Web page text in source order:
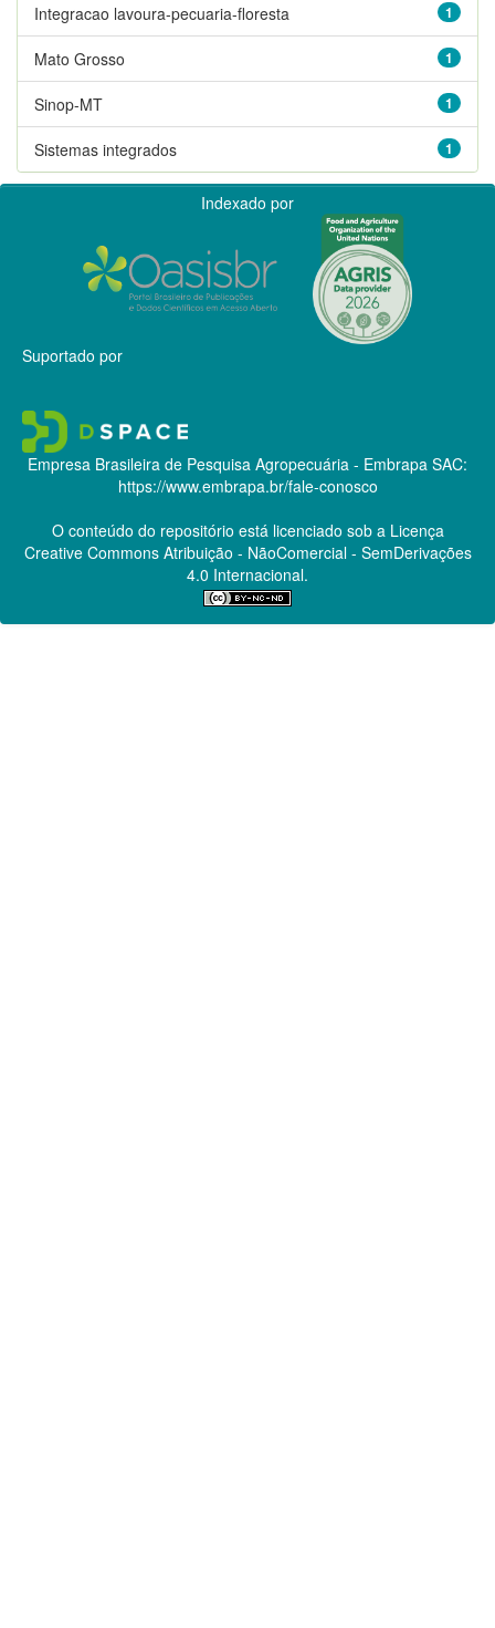
1
Integracao lavoura-pecuaria-floresta
1
Mato Grosso
1
Sinop-MT
1
Sistemas integrados
Indexado por
Suportado por
Empresa Brasileira de Pesquisa Agropecuária - Embrapa SAC:
https://www.embrapa.br/fale-conosco
O conteúdo do repositório está licenciado sob a Licença
Creative CommonsAtribuição - NãoComercial - SemDerivações
4.0 Internacional.